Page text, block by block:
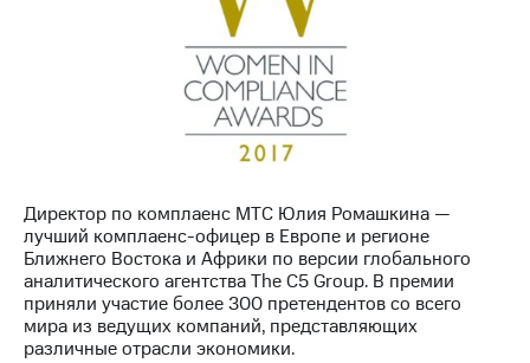
Директор по комплаенс МТС Юлия Ромашкина —
лучший комплаенс-офицер в Европе и регионе
Ближнего Востока и Африки по версии глобального
аналитического агентства The C5 Group. В премии
приняли участие более 300 претендентов со всего
мира из ведущих компаний, представляющих
различные отрасли экономики.